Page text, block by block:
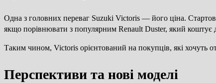
Одна з головних переваг Suzuki Victoris — його ціна. Стартова
якщо порівнювати з популярним Renault Duster, який коштує
Таким чином, Victoris орієнтований на покупців, які хочуть
Перспективи та нові моделі